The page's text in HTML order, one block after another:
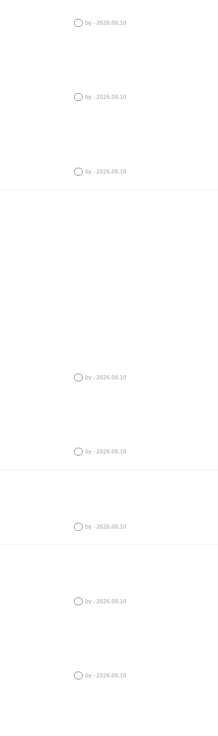
by ‧ 2026.08.10
by ‧ 2026.08.10
by ‧ 2026.08.10
by ‧ 2026.08.10
by ‧ 2026.08.10
by ‧ 2026.08.10
by ‧ 2026.08.10
by ‧ 2026.08.10